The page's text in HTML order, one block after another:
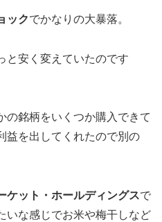
ックでかなりの大暴落。
と安く変えていたのです
の銘柄をいくつか購入できて
益を出してくれたので別の
ケット・ホールディングスで
いな感じでお米や梅干しなど